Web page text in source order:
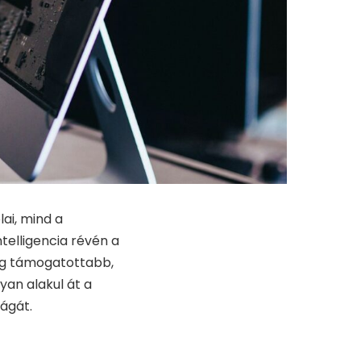
mind a
révén a
támogatottabb,
alakul át a